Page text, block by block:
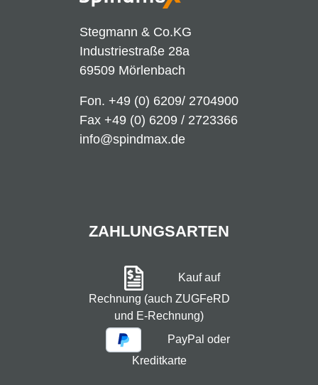
Stegmann & Co.KG
Industriestraße 28a
69509 Mörlenbach
Fon. +49 (0) 6209/ 2704900
Fax +49 (0) 6209 / 2723366
info@spindmax.de
ZAHLUNGSARTEN
Kauf auf
Rechnung (auch ZUGFeRD
und E-Rechnung)
PayPal oder
Kreditkarte